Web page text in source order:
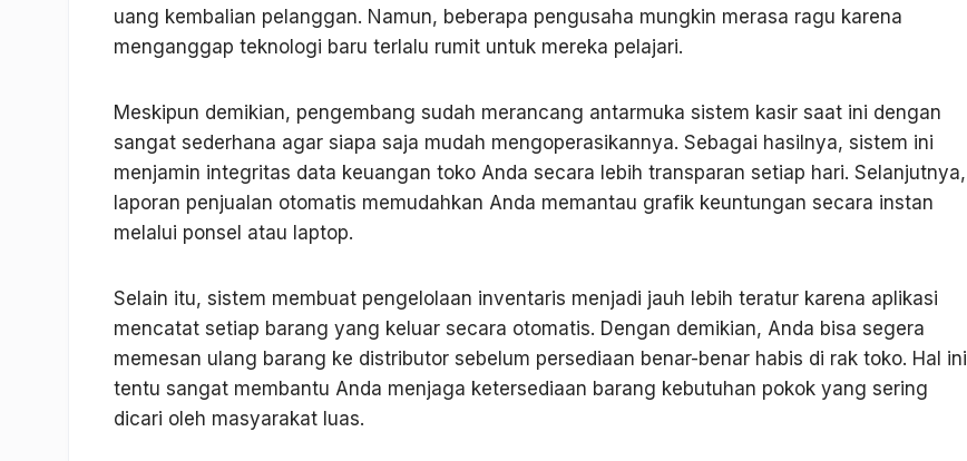
uang kembalian pelanggan. Namun, beberapa pengusaha mungkin merasa ragu karena
menganggap teknologi baru terlalu rumit untuk mereka pelajari.
Meskipun demikian, pengembang sudah merancang antarmuka sistem kasir saat ini dengan
sangat sederhana agar siapa saja mudah mengoperasikannya. Sebagai hasilnya, sistem ini
menjamin integritas data keuangan toko Anda secara lebih transparan setiap hari. Selanjutnya,
laporan penjualan otomatis memudahkan Anda memantau grafik keuntungan secara instan
melalui ponsel atau laptop.
Selain itu, sistem membuat pengelolaan inventaris menjadi jauh lebih teratur karena aplikasi
mencatat setiap barang yang keluar secara otomatis. Dengan demikian, Anda bisa segera
memesan ulang barang ke distributor sebelum persediaan benar-benar habis di rak toko. Hal ini
tentu sangat membantu Anda menjaga ketersediaan barang kebutuhan pokok yang sering
dicari oleh masyarakat luas.